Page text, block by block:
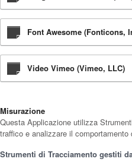
Font Awesome (Fonticons,
Video Vimeo (Vimeo, LLC)
Misurazione
Questa Applicazione utilizza
traffico e analizzare il
Strumenti di Tracciamento gestiti